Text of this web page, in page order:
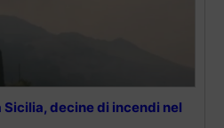
decine di incendi nel